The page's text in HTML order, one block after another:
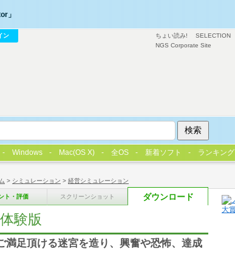
> シミュレーション > 経営シミュレーション
ト・評価 スクリーンショット ダウンロード
験版
足頂ける迷宮を造り、興奮や恐怖、達成
ちょい読み! SELECTION
NGS Corporate Site
」
ン
Windows Mac(OS X) 全OS 新着ソフト ランキング